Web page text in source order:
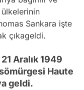
Sankara işte
çıkageldi.
Aralık 1949
Haute
geldi.